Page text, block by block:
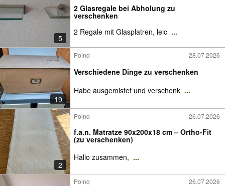
5
2 Glasregale bei Abholung zu
verschenken
2 Regale mit Glasplatren, leic ...
19
Poing 28.07.2026
Verschiedene Dinge zu verschenken
Habe ausgemistet und verschenk ...
2
Poing 26.07.2026
f.a.n. Matratze 90x200x18 cm – Ortho-Fit
(zu verschenken)
Hallo zusammen, ...
Poing 26.07.2026